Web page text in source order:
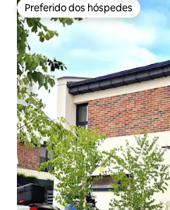
Preferido dos hóspedes
Preferido dos hóspedes